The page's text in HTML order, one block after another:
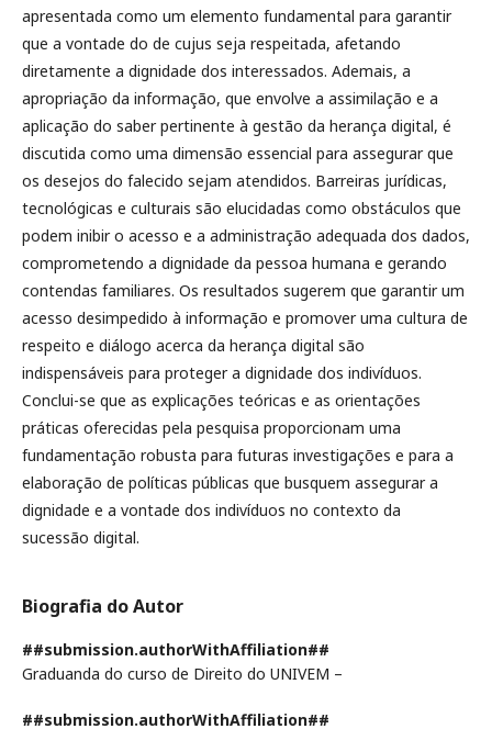
apresentada como um elemento fundamental para garantir
que a vontade do de cujus seja respeitada, afetando
diretamente a dignidade dos interessados. Ademais, a
apropriação da informação, que envolve a assimilação e a
aplicação do saber pertinente à gestão da herança digital, é
discutida como uma dimensão essencial para assegurar que
os desejos do falecido sejam atendidos. Barreiras jurídicas,
tecnológicas e culturais são elucidadas como obstáculos que
podem inibir o acesso e a administração adequada dos dados,
comprometendo a dignidade da pessoa humana e gerando
contendas familiares. Os resultados sugerem que garantir um
acesso desimpedido à informação e promover uma cultura de
respeito e diálogo acerca da herança digital são
indispensáveis para proteger a dignidade dos indivíduos.
Conclui-se que as explicações teóricas e as orientações
práticas oferecidas pela pesquisa proporcionam uma
fundamentação robusta para futuras investigações e para a
elaboração de políticas públicas que busquem assegurar a
dignidade e a vontade dos indivíduos no contexto da
sucessão digital.
Biografia do Autor
##submission.authorWithAffiliation##
Graduanda do curso de Direito do UNIVEM –
##submission.authorWithAffiliation##